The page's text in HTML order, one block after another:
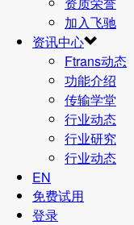
加入飞驰
资讯中心
Ftrans动态
功能介绍
传输学堂
行业动态
行业研究
行业动态
EN
免费试用
登录